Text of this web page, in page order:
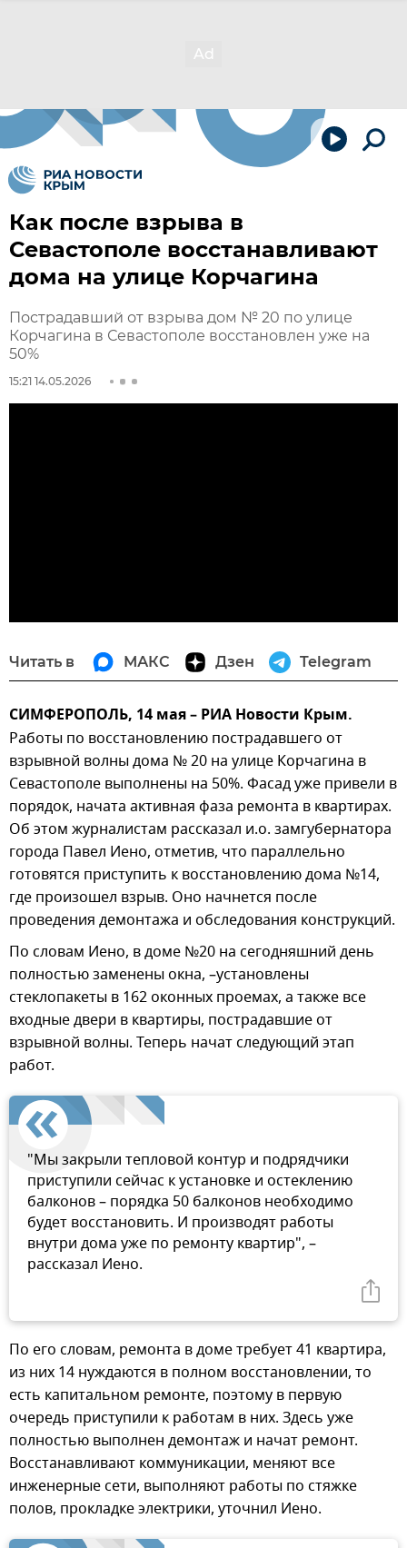
Как после взрыва в
Севастополе восстанавливают
дома на улице Корчагина
Пострадавший от взрыва дом № 20 по улице
Корчагина в Севастополе восстановлен уже на
50%
15:21 14.05.2026
Читать в МАКС Дзен Telegram
СИМФЕРОПОЛЬ, 14 мая – РИА Новости Крым.
Работы по восстановлению пострадавшего от
взрывной волны дома № 20 на улице Корчагина в
Севастополе выполнены на 50%. Фасад уже привели в
порядок, начата активная фаза ремонта в квартирах.
Об этом журналистам рассказал и.о. замгубернатора
города Павел Иено, отметив, что параллельно
готовятся приступить к восстановлению дома №14,
где произошел взрыв. Оно начнется после
проведения демонтажа и обследования конструкций.
По словам Иено, в доме №20 на сегодняшний день
полностью заменены окна, –установлены
стеклопакеты в 162 оконных проемах, а также все
входные двери в квартиры, пострадавшие от
взрывной волны. Теперь начат следующий этап
работ.
"Мы закрыли тепловой контур и подрядчики
приступили сейчас к установке и остеклению
балконов – порядка 50 балконов необходимо
будет восстановить. И производят работы
внутри дома уже по ремонту квартир", –
рассказал Иено.
По его словам, ремонта в доме требует 41 квартира,
из них 14 нуждаются в полном восстановлении, то
есть капитальном ремонте, поэтому в первую
очередь приступили к работам в них. Здесь уже
полностью выполнен демонтаж и начат ремонт.
Восстанавливают коммуникации, меняют все
инженерные сети, выполняют работы по стяжке
полов, прокладке электрики, уточнил Иено.